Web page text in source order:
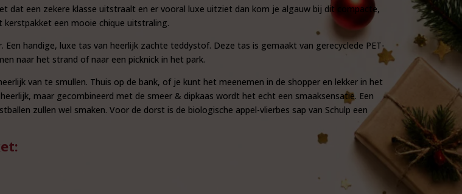
dat een zekere klasse uitstraalt en er vooral luxe uitziet dan kom je algauw bij dit compacte,
een mooie chique uitstraling.
handige, luxe tas van heerlijk zachte teddystof. Deze tas is gemaakt van gerecyclede PET-
naar het strand of naar een picknick in het park.
van te smullen. Thuis op de bank, of je kunt het meenemen in de shopper en lekker in het
maar gecombineerd met de smeer & dipkaas wordt het echt een smaaksensatie. Een
zullen wel smaken. Voor de dorst is de biologische appel-vlierbes sap van Schulp een